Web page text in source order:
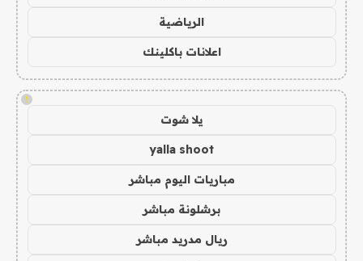
الرياضية
اعلانات باكلينك
!
يلا شوت
yalla shoot
مباريات اليوم مباشر
برشلونة مباشر
ريال مدريد مباشر